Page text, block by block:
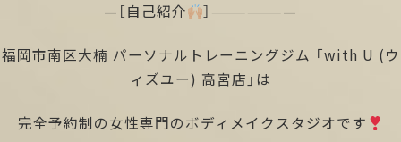
—［自己紹介 ］———————
福岡市南区大楠 パーソナルトレーニングジム 「with U (ウ
ィズユー) 高宮店」は
完全予約制の女性専門のボディメイクスタジオです